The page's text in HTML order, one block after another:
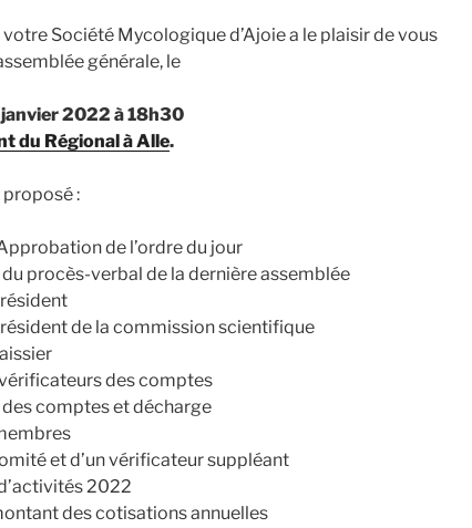
Société Mycologique d’Ajoie a le plaisir de vous
générale, le
2022 à 18h30
du Régional à Alle.
:
de l’ordre du jour
procès-verbal de la dernière assemblée
de la commission scientifique
des comptes
comptes et décharge
et d’un vérificateur suppléant
2022
des cotisations annuelles